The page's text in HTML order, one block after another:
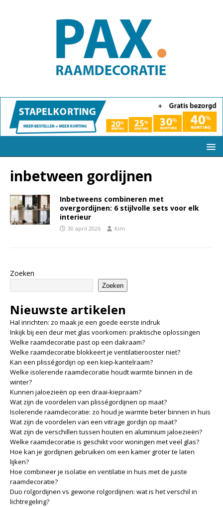
inbetween gordijnen
Inbetweens combineren met
overgordijnen: 6 stijlvolle sets voor elk
interieur
30 april 2026 Kim
Zoeken
Zoeken
Nieuwste artikelen
Hal inrichten: zo maak je een goede eerste indruk
Inkijk bij een deur met glas voorkomen: praktische oplossingen
Welke raamdecoratie past op een dakraam?
Welke raamdecoratie blokkeert je ventilatierooster niet?
Kan een plisségordijn op een kiep-kantelraam?
Welke isolerende raamdecoratie houdt warmte binnen in de
winter?
Kunnen jaloezieën op een draai-kiepraam?
Wat zijn de voordelen van plisségordijnen op maat?
Isolerende raamdecoratie: zo houd je warmte beter binnen in huis
Wat zijn de voordelen van een vitrage gordijn op maat?
Wat zijn de verschillen tussen houten en aluminium jaloezieën?
Welke raamdecoratie is geschikt voor woningen met veel glas?
Hoe kan je gordijnen gebruiken om een kamer groter te laten
lijken?
Hoe combineer je isolatie en ventilatie in huis met de juiste
raamdecoratie?
Duo rolgordijnen vs gewone rolgordijnen: wat is het verschil in
lichtregeling?